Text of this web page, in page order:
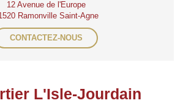
12 Avenue de l'Europe
Ramonville Saint-Agne
CONTACTEZ-NOUS
L'Isle-Jourdain